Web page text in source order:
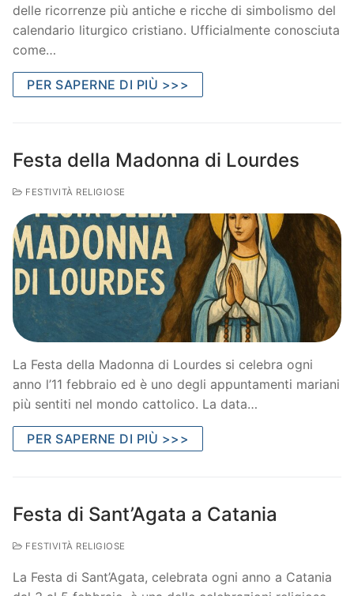
delle ricorrenze più antiche e ricche di simbolismo del
calendario liturgico cristiano. Ufficialmente conosciuta
come…
PER SAPERNE DI PIÙ >>>
Festa della Madonna di Lourdes
FESTIVITÀ RELIGIOSE
La Festa della Madonna di Lourdes si celebra ogni
anno l’11 febbraio ed è uno degli appuntamenti mariani
più sentiti nel mondo cattolico. La data…
PER SAPERNE DI PIÙ >>>
Festa di Sant’Agata a Catania
FESTIVITÀ RELIGIOSE
La Festa di Sant’Agata, celebrata ogni anno a Catania